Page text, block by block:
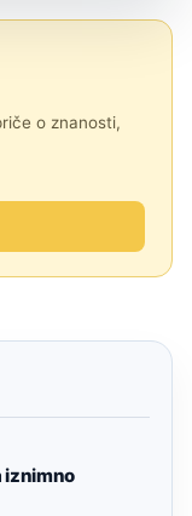
o znanosti,
iznimno